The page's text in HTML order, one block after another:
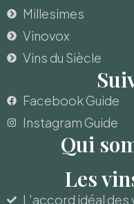
Millesimes
Vinovox
Vins du Siècle
Facebook Guide
Instagram Guide
Qui
Les
L'accord idéal des